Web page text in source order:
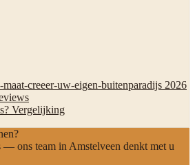
creeer-uw-eigen-buitenparadijs 2026
Vergelijking
ons team in Amstelveen denkt met u